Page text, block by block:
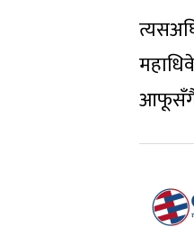
आफूसँगै